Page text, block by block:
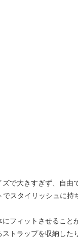
で大きすぎず、自由
スタイリッシュに持
フィットさせること
トラップを収納した